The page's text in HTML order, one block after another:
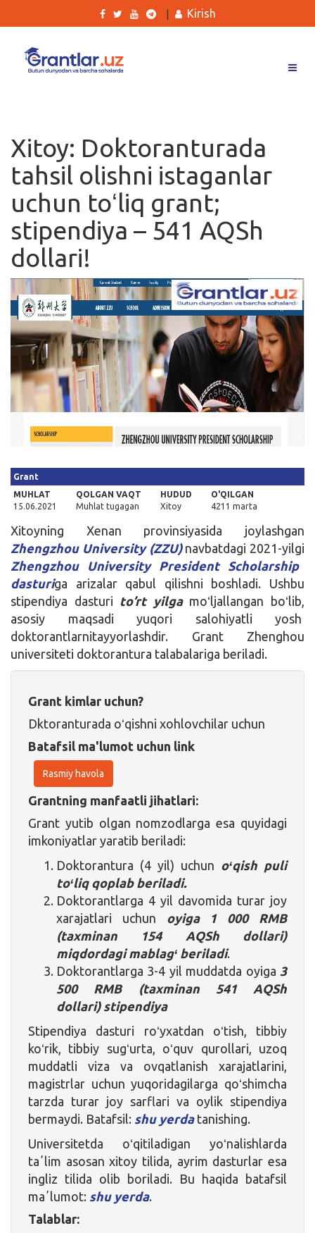
Ishlar
Kurslar
Blog
Yana
Qidirish
Kirish
Kirish
Xitoy: Doktoranturada
tahsil olishni istaganlar
uchun toʻliq grant;
stipendiya – 541 AQSh
dollari!
Grant
MUHLAT
15.06.2021
QOLGAN VAQT
Muhlat tugagan
HUDUD
Xitoy
O'QILGAN
4211 marta
Xitoyning Xenan provinsiyasida joylashgan
Zhengzhou University (ZZU)navbatdagi 2021-yilgi
Zhengzhou University President Scholarship
dasturiga arizalar qabul qilishni boshladi. Ushbu
stipendiya dasturi to’rt yilga moʻljallangan boʻlib,
asosiy maqsadi yuqori salohiyatli yosh
doktorantlarnitayyorlashdir. Grant Zhenghou
universiteti doktorantura talabalariga beriladi.
Grant kimlar uchun?
Dktoranturada oʻqishni xohlovchilar uchun
Batafsil ma'lumot uchun link
Rasmiy havola
Grantning manfaatli jihatlari:
Grant yutib olgan nomzodlarga esa quyidagi
imkoniyatlar yaratib beriladi:
Doktorantura (4 yil) uchun oʻqish puli
toʻliq qoplab beriladi.
Doktorantlarga 4 yil davomida turar joy
xarajatlari uchun oyiga 1 000 RMB
(taxminan 154 AQSh dollari)
miqdordagi mablagʻ beriladi.
Doktorantlarga 3-4 yil muddatda oyiga 3
500 RMB (taxminan 541 AQSh
dollari)stipendiya
Stipendiya dasturi roʻyxatdan oʻtish, tibbiy
koʻrik, tibbiy sugʻurta, oʻquv qurollari, uzoq
muddatli viza va ovqatlanish xarajatlarini,
magistrlar uchun yuqoridagilarga qoʻshimcha
tarzda turar joy sarflari va oylik stipendiya
bermaydi. Batafsil: shu yerdatanishing.
Universitetda oʻqitiladigan yoʻnalishlarda
taʼlim asosan xitoy tilida, ayrim dasturlar esa
ingliz tilida olib boriladi. Bu haqida batafsil
maʼlumot: shu yerda.
Talablar: